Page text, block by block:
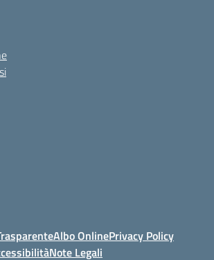
Albo OnlinePrivacy Policy
Note Legali